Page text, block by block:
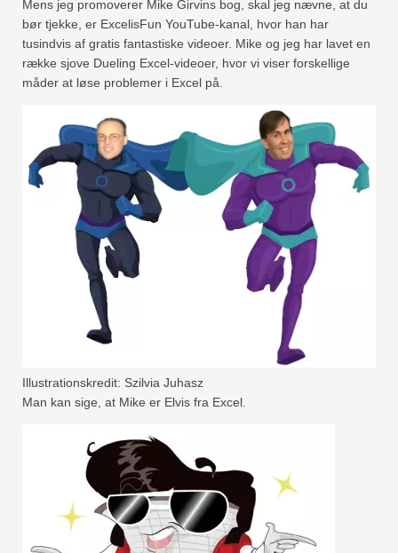
Mens jeg promoverer Mike Girvins bog, skal jeg nævne, at du
bør tjekke, er ExcelisFun YouTube-kanal, hvor han har
tusindvis af gratis fantastiske videoer. Mike og jeg har lavet en
række sjove Dueling Excel-videoer, hvor vi viser forskellige
måder at løse problemer i Excel på.
Illustrationskredit: Szilvia Juhasz
Man kan sige, at Mike er Elvis fra Excel.